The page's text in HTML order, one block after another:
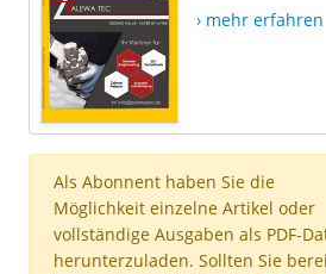
› mehr erfahren
Als Abonnent haben Sie die
Möglichkeit einzelne Artikel oder
vollständige Ausgaben als PDF-
herunterzuladen. Sollten Sie